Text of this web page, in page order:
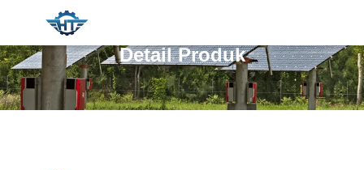
Detail Produk